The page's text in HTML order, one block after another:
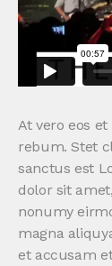
At vero eos
rebum. Stet
sanctus est
dolor sit
nonumy
magna
et accusam